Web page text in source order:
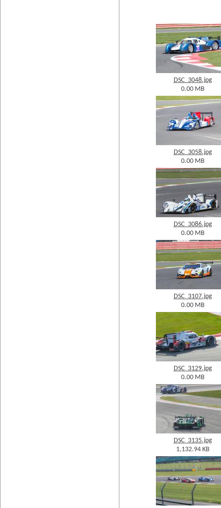
DSC_3048.jpg
0.00 MB
DSC_3058.jpg
0.00 MB
DSC_3086.jpg
0.00 MB
DSC_3107.jpg
0.00 MB
DSC_3129.jpg
0.00 MB
DSC_3135.jpg
1,132.94 KB